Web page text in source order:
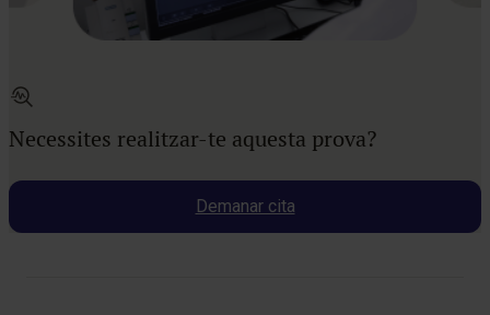
Necessites realitzar-te aquesta prova?
Demanar cita